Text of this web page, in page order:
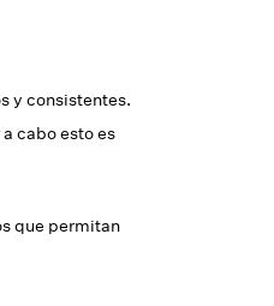
y consistentes.
cabo esto es
que permitan